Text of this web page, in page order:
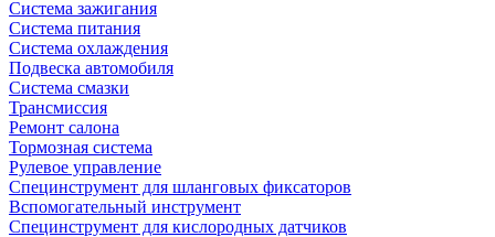
Система зажигания
Система питания
Система охлаждения
Подвеска автомобиля
Система смазки
Трансмиссия
Ремонт салона
Тормозная система
Рулевое управление
Специнструмент для шланговых фиксаторов
Вспомогательный инструмент
Специнструмент для кислородных датчиков